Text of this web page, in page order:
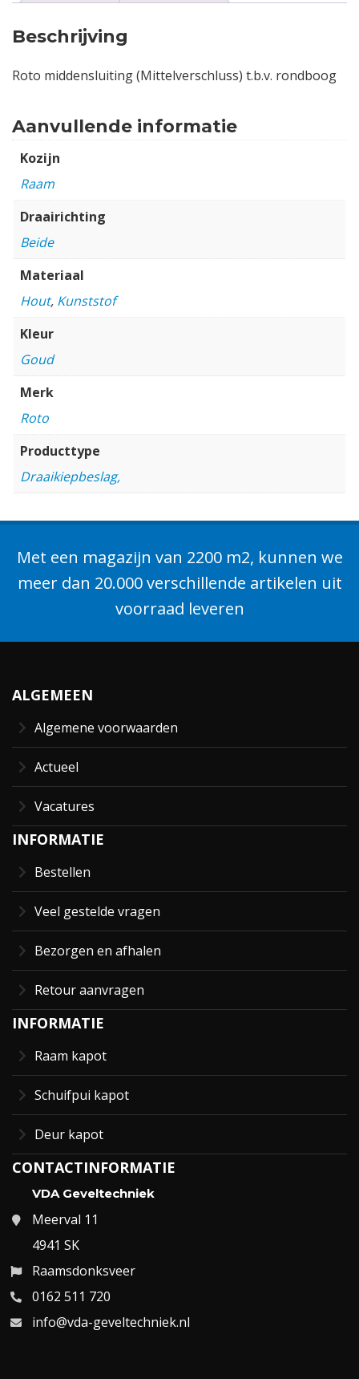
Beschrijving
Roto middensluiting (Mittelverschluss) t.b.v. rondboog
Aanvullende informatie
Kozijn
Raam
Draairichting
Beide
Materiaal
Hout, Kunststof
Kleur
Goud
Merk
Roto
Producttype
Draaikiepbeslag,
Met een magazijn van 2200 m2, kunnen we
meer dan 20.000 verschillende artikelen uit
voorraad leveren
ALGEMEEN
Algemene voorwaarden
Actueel
Vacatures
INFORMATIE
Bestellen
Veel gestelde vragen
Bezorgen en afhalen
Retour aanvragen
INFORMATIE
Raam kapot
Schuifpui kapot
Deur kapot
CONTACTINFORMATIE
VDA Geveltechniek
Meerval 11
4941 SK
Raamsdonksveer
0162 511 720
info@vda-geveltechniek.nl